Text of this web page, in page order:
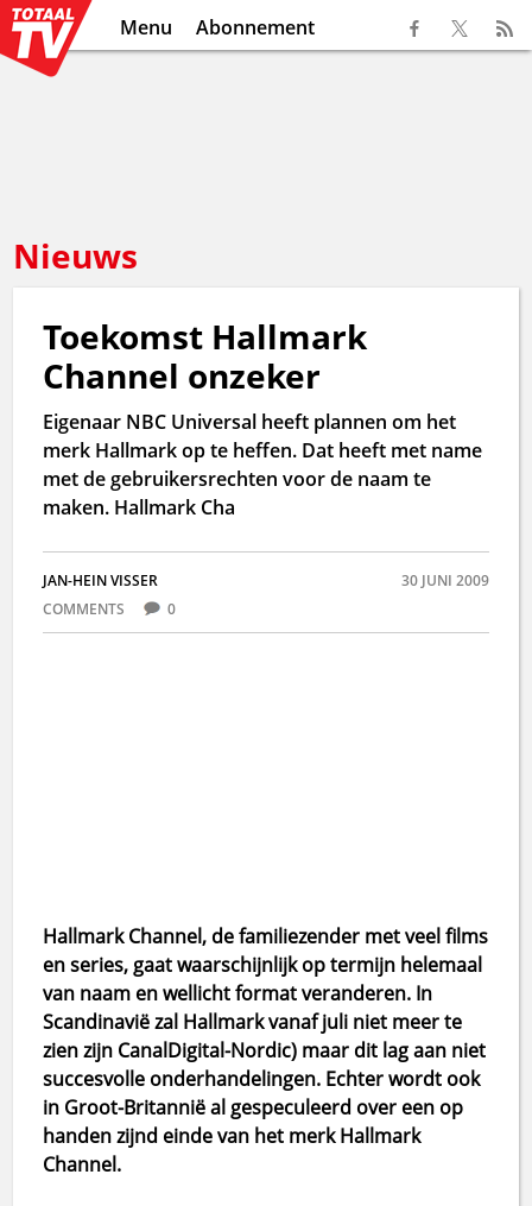
Menu Abonnement
Nieuws
Toekomst Hallmark
Channel onzeker
Eigenaar NBC Universal heeft plannen om het
merk Hallmark op te heffen. Dat heeft met name
met de gebruikersrechten voor de naam te
maken. Hallmark Cha
JAN-HEIN VISSER
30 JUNI 2009
COMMENTS
0
Hallmark Channel, de familiezender met veel films
en series, gaat waarschijnlijk op termijn helemaal
van naam en wellicht format veranderen. In
Scandinavië zal Hallmark vanaf juli niet meer te
zien zijn CanalDigital-Nordic) maar dit lag aan niet
succesvolle onderhandelingen. Echter wordt ook
in Groot-Britannië al gespeculeerd over een op
handen zijnd einde van het merk Hallmark
Channel.